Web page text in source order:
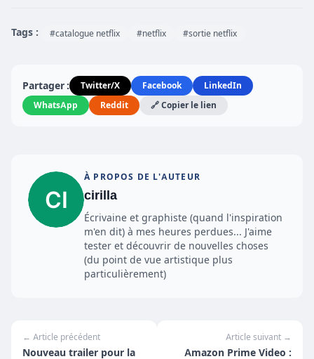
Tags : #catalogue netflix #netflix #sortie netflix
Partager : Twitter/X Facebook
LinkedIn
WhatsApp
Reddit 🔗 Copier le lien
À PROPOS DE L'AUTEUR
cirilla
Écrivaine et graphiste (quand l'inspiration
m'en dit) à mes heures perdues... J'aime
tester et découvrir de nouvelles choses
(du point de vue artistique plus
particulièrement)
← Article précédent
Nouveau trailer pour la
Article suivant →
Amazon Prime Video :